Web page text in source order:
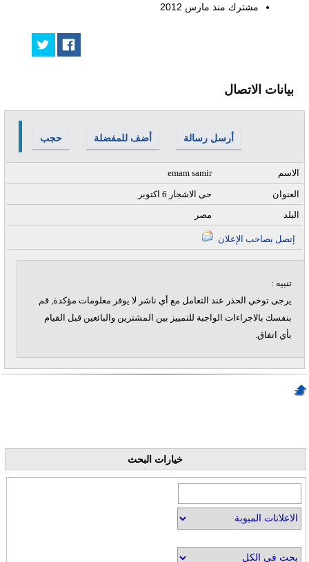
مشترك منذ مارس 2012
بيانات الاتصال
حجب أضف للمفضلة أرسل رسالة
emam samir الاسم
حى الاشجار 6 اكتوبر
العنوان
مصر
البلد
تنبيه :
يرجى توخي الحذر عند التعامل مع أي ناشر لا يوفر معلومات مؤكدة, قم
بنفسك بالاجراءات الواجبة للتمييز بين المشترين والبائعين قبل القيام
بأي اتفاق.
خيارات البحث